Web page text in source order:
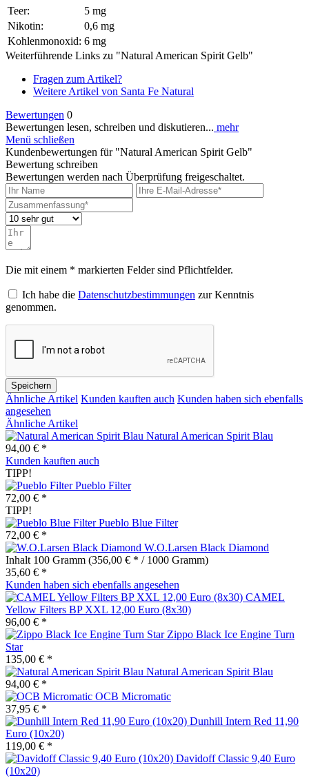
Teer:
5 mg
Nikotin:
0,6 mg
Kohlenmonoxid: 6 mg
Weiterführende Links zu "Natural American Spirit Gelb"
Fragen zum Artikel?
Weitere Artikel von Santa Fe Natural
Bewertungen 0
Bewertungen lesen, schreiben und diskutieren... mehr
Menü schließen
Kundenbewertungen für "Natural American Spirit Gelb"
Bewertung schreiben
Bewertungen werden nach Überprüfung freigeschaltet.
Die mit einem * markierten Felder sind Pflichtfelder.
Ich habe die Datenschutzbestimmungen zur Kenntnis
genommen.
Speichern
Ähnliche Artikel Kunden kauften auch Kunden haben sich ebenfalls
angesehen
Ähnliche Artikel
Natural American Spirit Blau
94,00 € *
Kunden kauften auch
TIPP!
Pueblo Filter
72,00 € *
TIPP!
Pueblo Blue Filter
72,00 € *
W.O.Larsen Black Diamond
Inhalt 100 Gramm (356,00 € * / 1000 Gramm)
35,60 € *
Kunden haben sich ebenfalls angesehen
CAMEL
Yellow Filters BP XXL 12,00 Euro (8x30)
96,00 € *
Zippo Black Ice Engine Turn
Star
135,00 € *
Natural American Spirit Blau
94,00 € *
OCB Micromatic
37,95 € *
Dunhill Intern Red 11,90
Euro (10x20)
119,00 € *
Davidoff Classic 9,40 Euro
(10x20)